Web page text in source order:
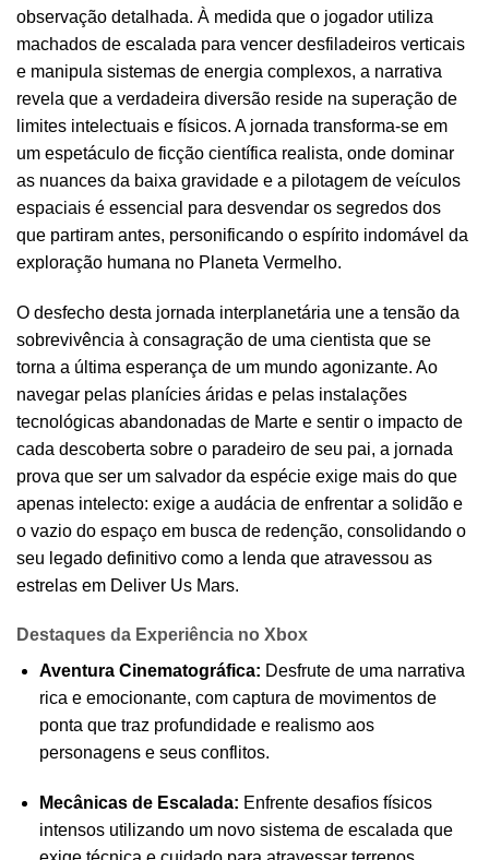
observação detalhada. À medida que o jogador utiliza
machados de escalada para vencer desfiladeiros verticais
e manipula sistemas de energia complexos, a narrativa
revela que a verdadeira diversão reside na superação de
limites intelectuais e físicos. A jornada transforma-se em
um espetáculo de ficção científica realista, onde dominar
as nuances da baixa gravidade e a pilotagem de veículos
espaciais é essencial para desvendar os segredos dos
que partiram antes, personificando o espírito indomável da
exploração humana no Planeta Vermelho.
O desfecho desta jornada interplanetária une a tensão da
sobrevivência à consagração de uma cientista que se
torna a última esperança de um mundo agonizante. Ao
navegar pelas planícies áridas e pelas instalações
tecnológicas abandonadas de Marte e sentir o impacto de
cada descoberta sobre o paradeiro de seu pai, a jornada
prova que ser um salvador da espécie exige mais do que
apenas intelecto: exige a audácia de enfrentar a solidão e
o vazio do espaço em busca de redenção, consolidando o
seu legado definitivo como a lenda que atravessou as
estrelas em Deliver Us Mars.
Destaques da Experiência no Xbox
Aventura Cinematográfica: Desfrute de uma narrativa
rica e emocionante, com captura de movimentos de
ponta que traz profundidade e realismo aos
personagens e seus conflitos.
Mecânicas de Escalada: Enfrente desafios físicos
intensos utilizando um novo sistema de escalada que